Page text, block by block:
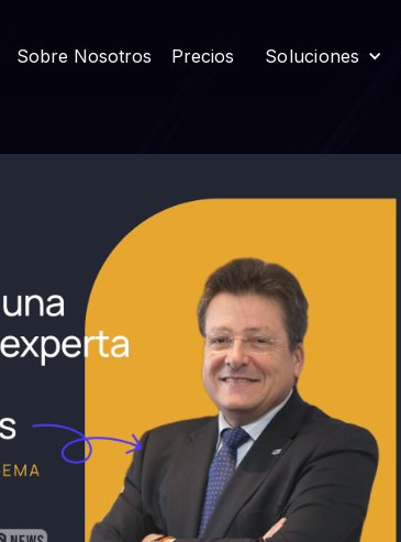
Sobre Nosotros Precios Soluciones